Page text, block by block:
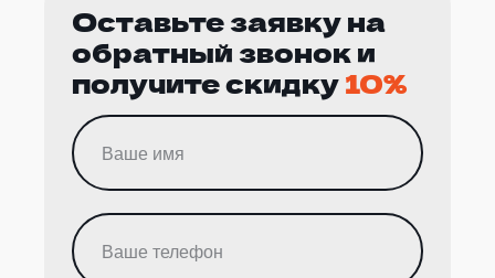
Оставьте заявку на
обратный звонок и
получите скидку10%